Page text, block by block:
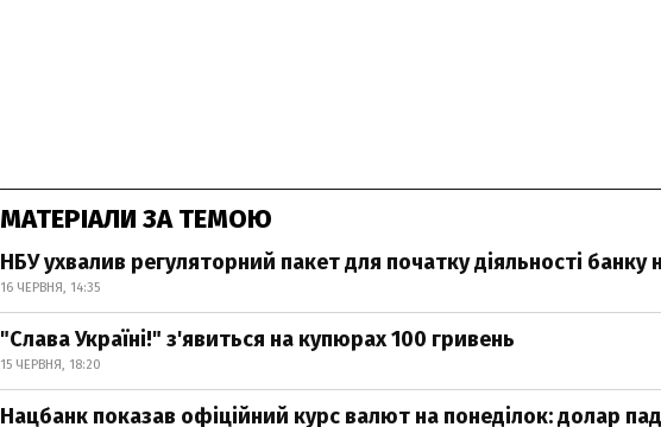
МАТЕРІАЛИ ЗА ТЕМОЮ
НБУ ухвалив регуляторний пакет для початку діяльності банку
16 ЧЕРВНЯ, 14:35
"Слава Україні!" з'явиться на купюрах 100 гривень
15 ЧЕРВНЯ, 18:20
Нацбанк показав офіційний курс валют на понеділок: долар